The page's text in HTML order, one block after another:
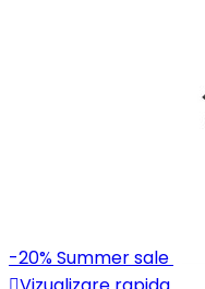
-20%Summer sale